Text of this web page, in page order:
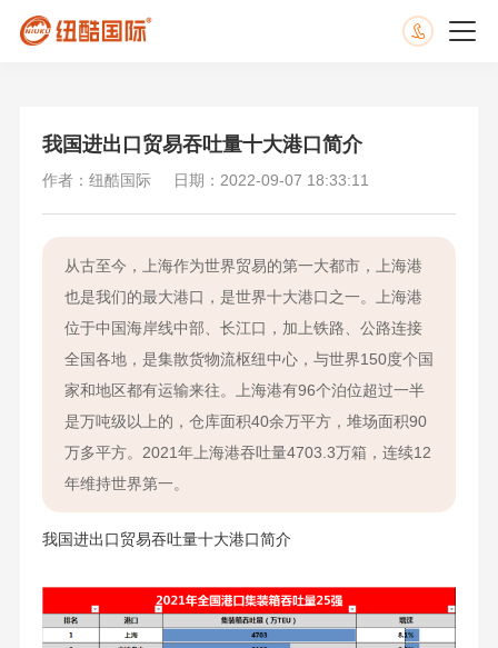
我国进出口贸易吞吐量十大港口简介
作者：纽酷国际 日期：2022-09-07 18:33:11
从古至今，上海作为世界贸易的第一大都市，上海港
也是我们的最大港口，是世界十大港口之一。上海港
位于中国海岸线中部、长江口，加上铁路、公路连接
全国各地，是集散货物流枢纽中心，与世界150度个国
家和地区都有运输来往。上海港有96个泊位超过一半
是万吨级以上的，仓库面积40余万平方，堆场面积90
万多平方。2021年上海港吞吐量4703.3万箱，连续12
年维持世界第一。
我国进出口贸易吞吐量十大港口简介